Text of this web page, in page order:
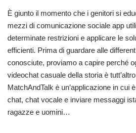
È giunto il momento che i genitori si
mezzi di comunicazione sociale app
determinate restrizioni e applicare le
efficienti. Prima di guardare alle
conosciute, proviamo a capire perché
videochat casuale della storia è
MatchAndTalk è un’applicazione in cui
chat, chat vocale e inviare messaggi
ragazze e uomini…